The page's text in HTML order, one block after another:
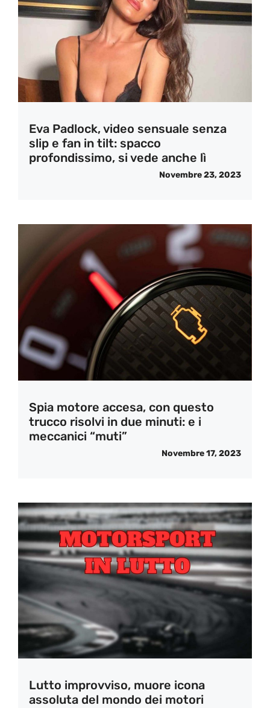
Eva Padlock, video sensuale senza
slip e fan in tilt: spacco
profondissimo, si vede anche lì
Novembre 23, 2023
Spia motore accesa, con questo
trucco risolvi in due minuti: e i
meccanici “muti”
Novembre 17, 2023
Lutto improvviso, muore icona
assoluta del mondo dei motori